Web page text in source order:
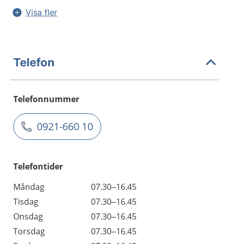
Visa fler
Telefon
Telefonnummer
0921-660 10
Telefontider
Måndag
07.30–16.45
Tisdag
07.30–16.45
Onsdag
07.30–16.45
Torsdag
07.30–16.45